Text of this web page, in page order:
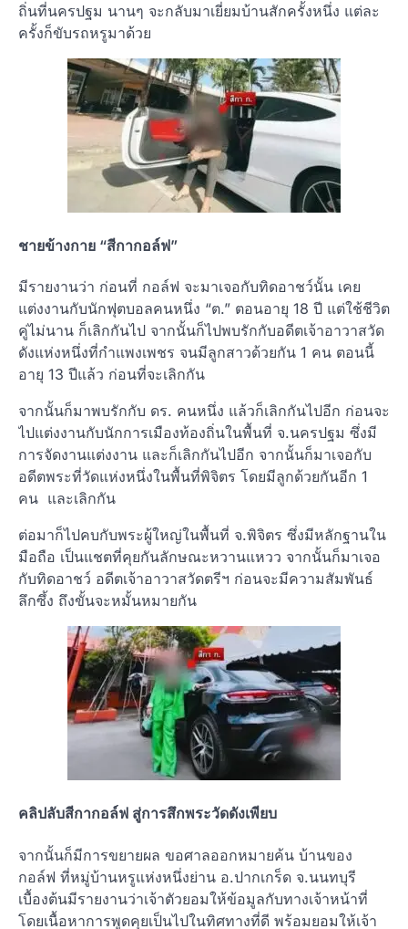
ถิ่นที่นครปฐม นานๆ จะกลับมาเยี่ยมบ้านสักครั้งหนึ่ง แต่ละ
ครั้งก็ขับรถหรูมาด้วย
ชายข้างกาย “สีกากอล์ฟ”
มีรายงานว่า ก่อนที่ กอล์ฟ จะมาเจอกับทิดอาชว์นั้น เคย
แต่งงานกับนักฟุตบอลคนหนึ่ง “ต.” ตอนอายุ 18 ปี แต่ใช้ชีวิต
คู่ไม่นาน ก็เลิกกันไป จากนั้นก็ไปพบรักกับอดีตเจ้าอาวาสวัด
ดังแห่งหนึ่งที่กำแพงเพชร จนมีลูกสาวด้วยกัน 1 คน ตอนนี้
อายุ 13 ปีแล้ว ก่อนที่จะเลิกกัน
จากนั้นก็มาพบรักกับ ดร. คนหนึ่ง แล้วก็เลิกกันไปอีก ก่อนจะ
ไปแต่งงานกับนักการเมืองท้องถิ่นในพื้นที่ จ.นครปฐม ซึ่งมี
การจัดงานแต่งงาน และก็เลิกกันไปอีก จากนั้นก็มาเจอกับ
อดีตพระที่วัดแห่งหนึ่งในพื้นที่พิจิตร โดยมีลูกด้วยกันอีก 1
คน และเลิกกัน
ต่อมาก็ไปคบกับพระผู้ใหญ่ในพื้นที่ จ.พิจิตร ซึ่งมีหลักฐานใน
มือถือ เป็นแชตที่คุยกันลักษณะหวานแหวว จากนั้นก็มาเจอ
กับทิดอาชว์ อดีตเจ้าอาวาสวัดตรีฯ ก่อนจะมีความสัมพันธ์
ลึกซึ้ง ถึงขั้นจะหมั้นหมายกัน
คลิปลับสีกากอล์ฟ สู่การสึกพระวัดดังเพียบ
จากนั้นก็มีการขยายผล ขอศาลออกหมายค้น บ้านของ
กอล์ฟ ที่หมู่บ้านหรูแห่งหนึ่งย่าน อ.ปากเกร็ด จ.นนทบุรี
เบื้องต้นมีรายงานว่าเจ้าตัวยอมให้ข้อมูลกับทางเจ้าหน้าที่
โดยเนื้อหาการพูดคุยเป็นไปในทิศทางที่ดี พร้อมยอมให้เจ้า